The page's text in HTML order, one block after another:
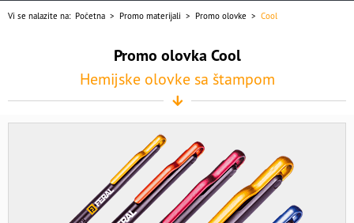
Vi se nalazite na: Početna > Promo materijali > Promo olovke > Cool
Promo olovka Cool
Hemijske olovke sa štampom